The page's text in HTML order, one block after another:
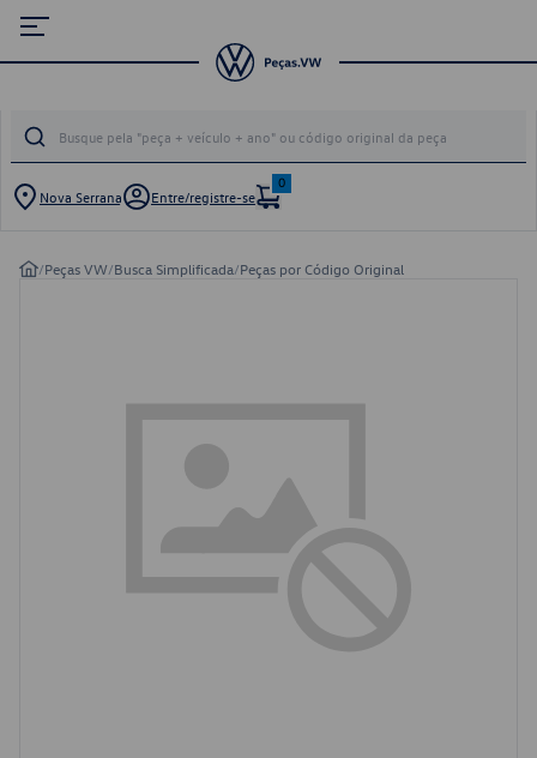
Nova Serrana Entre/registre-se
0
/Peças VW/Busca Simplificada/Peças por Código Original